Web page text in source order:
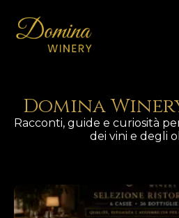
Domina
Racconti, guide e curiosità
dei vini e degli